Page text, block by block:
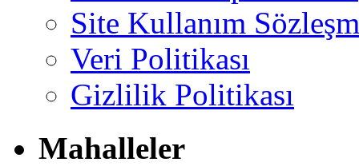
Site Kullanım
Veri Politikası
Gizlilik Politikası
Mahalleler